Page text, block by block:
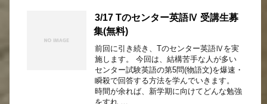
3/17 Tのセンター英語Ⅳ 受講生募
集(無料)
前回に引き続き、Tのセンター英語Ⅳを実
施します。 今回は、結構苦手な人が多い
センター試験英語の第5問(物語文)を爆速・
瞬殺で回答する方法を学んでいきます。
時間が余れば、新学期に向けてどんな勉強
をすれ …